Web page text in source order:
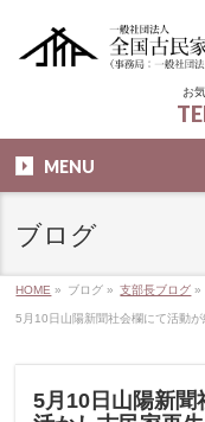
お
MENU
ブログ
HOME » ブログ » 支部長ブログ »
5月10日山陽新聞社会欄にて活動
5月10日山陽新